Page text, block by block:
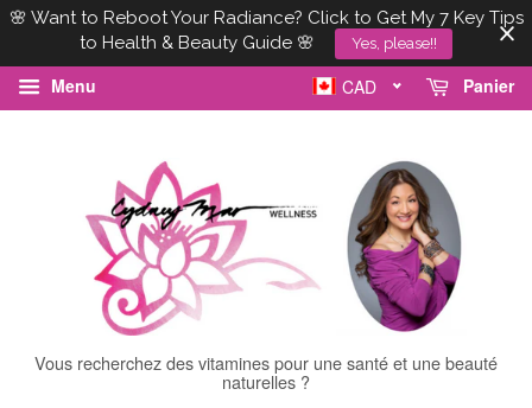
🌸 Want to Reboot Your Radiance? Click to Get My 7 Key Tips
to Health & Beauty Guide 🌸
Yes, please!!
Menu Panier
CAD
Vous recherchez des vitamines pour une santé et une beauté
naturelles ?